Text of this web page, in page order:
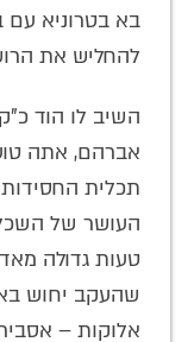
בא בטרוניא עם
להחליש את
השיב לו הוד
אברהם, אתה
תכלית
העושר של
טעות גדולה
שהעקב יחוש
אלוקות –